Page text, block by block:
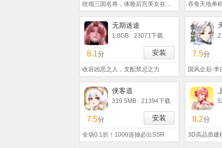
统领三国名将，体验后宫美女在怀的烽火 吞食天地单
无期迷途
1.8GB 23071下载
8.1分 安装
收容凶恶之人，支配禁忌之力
7.5分
国风企划·
侠客道
319.5MB 21394下载
7.5分 安装
全场0.1折！1000连抽必出SSR
8.2分
3D高品质建